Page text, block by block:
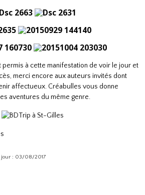
permis à cette manifestation de voir le jour et
merci encore aux auteurs invités dont
affectueux. Créabulles vous donne
aventures du même genre.
jour : 03/08/2017